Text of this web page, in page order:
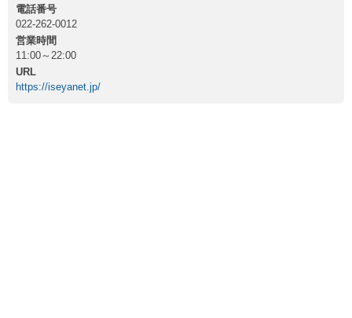
電話番号
022-262-0012
営業時間
11:00～22:00
URL
https://iseyanet.jp/